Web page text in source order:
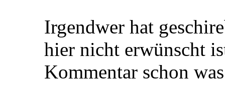
Irgendwer hat
hier nicht erwünscht
Kommentar schon